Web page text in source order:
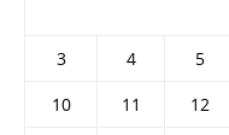
3
4 5
10
11 12